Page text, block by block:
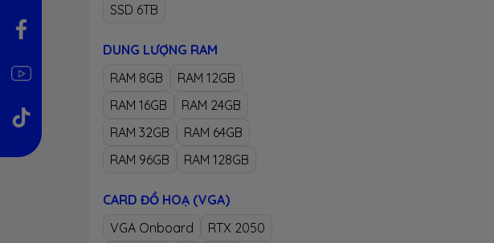
SSD 6TB
DUNG LƯỢNG RAM
RAM 8GB
RAM 12GB
RAM 16GB
RAM 24GB
RAM 32GB
RAM 64GB
RAM 96GB
RAM 128GB
CARD ĐỒ HOẠ (VGA)
VGA Onboard
RTX 2050